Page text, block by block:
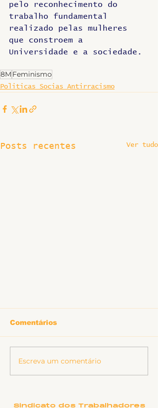
pelo reconhecimento do
trabalho fundamental
realizado pelas mulheres
que constroem a
Universidade e a sociedade.
8M Feminismo
Politicas Socias Antirracismo
Posts recentes Ver tudo
Comentários
Escreva um comentário
Sindicato dos Trabalhadores